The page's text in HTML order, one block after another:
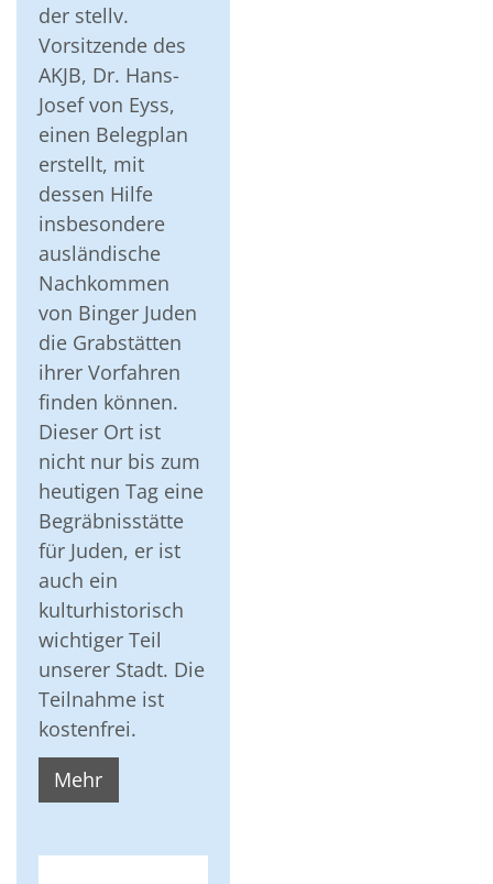
der stellv.
Vorsitzende des
AKJB, Dr. Hans-
Josef von Eyss,
einen Belegplan
erstellt, mit
dessen Hilfe
insbesondere
ausländische
Nachkommen
von Binger Juden
die Grabstätten
ihrer Vorfahren
finden können.
Dieser Ort ist
nicht nur bis zum
heutigen Tag eine
Begräbnisstätte
für Juden, er ist
auch ein
kulturhistorisch
wichtiger Teil
unserer Stadt. Die
Teilnahme ist
kostenfrei.
Mehr